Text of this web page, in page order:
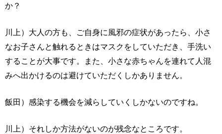
か？
川上）大人の方も、ご自身に風邪の症状があったら、小さ
なお子さんと触れるときはマスクをしていただき、手洗い
することが大事です。また、小さな赤ちゃんを連れて人混
みへ出かけるのは避けていただくしかありません。
飯田）感染する機会を減らしていくしかないのですね。
川上）それしか方法がないのが残念なところです。